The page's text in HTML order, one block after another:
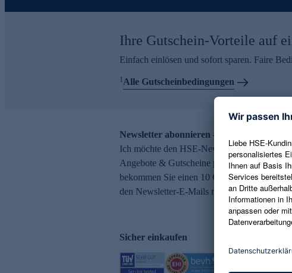
Ihre Gutschein-Vorteile auf
Einfach einlösen und sofort sparen. Faire
1Alle Gutscheinbedingungen
Newsletter abonnieren – 10 € Gutschein
Ich möchte den HSE-Newsletter abonnieren
Angebote & Gutscheine per E-Mail erhalten.
bekommen Sie einen 10 € Gutschein. Eine
den Newsletter-E-Mails möglich.
Sicher einkaufen